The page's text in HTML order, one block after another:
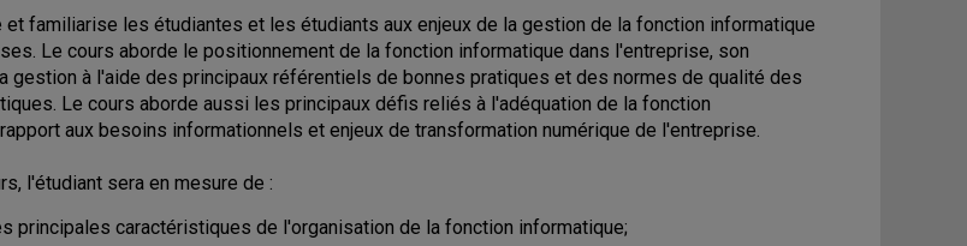
et familiarise les étudiantes et les étudiants aux enjeux de la gestion de la fonction informatique
Le cours aborde le positionnement de la fonction informatique dans l'entreprise, son
gestion à l'aide des principaux référentiels de bonnes pratiques et des normes de qualité des
Le cours aborde aussi les principaux défis reliés à l'adéquation de la fonction
aux besoins informationnels et enjeux de transformation numérique de l'entreprise.
l'étudiant sera en mesure de :
principales caractéristiques de l'organisation de la fonction informatique;